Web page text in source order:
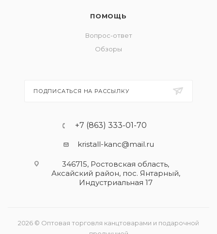
ПОМОЩЬ
Вопрос-ответ
Обзоры
ПОДПИСАТЬСЯ НА РАССЫЛКУ
+7 (863) 333-01-70
kristall-kanc@mail.ru
346715, Ростовская область​,
Аксайский район, пос. Янтарный,
Индустриальная 17
2026 © Оптовая торговля канцтоварами и подарочной